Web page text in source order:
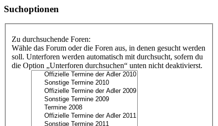
Suchoptionen
Zu durchsuchende Foren:
Wähle das Forum oder die Foren aus, in denen gesucht werden
soll. Unterforen werden automatisch mit durchsucht, sofern du
die Option „Unterforen durchsuchen“ unten nicht deaktivierst.